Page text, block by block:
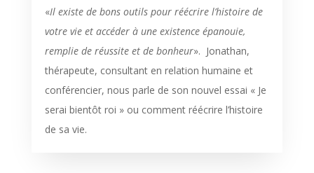
«Il existe de bons outils pour réécrire l’histoire de
votre vie et accéder à une existence épanouie,
remplie de réussite et de bonheur». Jonathan,
thérapeute, consultant en relation humaine et
conférencier, nous parle de son nouvel essai « Je
serai bientôt roi » ou comment réécrire l’histoire
de sa vie.